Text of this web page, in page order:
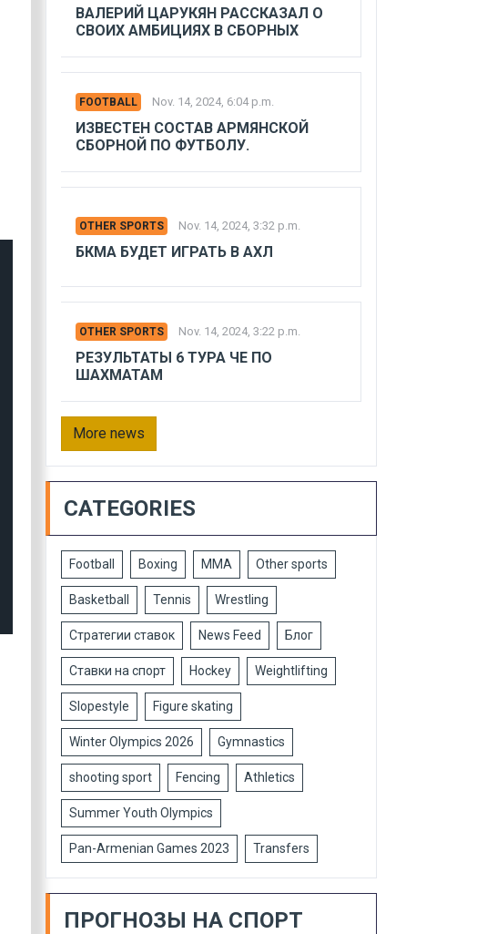
ВАЛЕРИЙ ЦАРУКЯН РАССКАЗАЛ О
СВОИХ АМБИЦИЯХ В СБОРНЫХ
FOOTBALL Nov. 14, 2024, 6:04 p.m.
ИЗВЕСТЕН СОСТАВ АРМЯНСКОЙ
СБОРНОЙ ПО ФУТБОЛУ.
OTHER SPORTS Nov. 14, 2024, 3:32 p.m.
БКМА БУДЕТ ИГРАТЬ В АХЛ
OTHER SPORTS Nov. 14, 2024, 3:22 p.m.
РЕЗУЛЬТАТЫ 6 ТУРА ЧЕ ПО
ШАХМАТАМ
More news
CATEGORIES
Football Boxing MMA Other sports
Basketball Tennis Wrestling
Стратегии ставок News Feed Блог
Ставки на спорт Hockey Weightlifting
Slopestyle Figure skating
Winter Olympics 2026 Gymnastics
shooting sport Fencing Athletics
Summer Youth Olympics
Pan-Armenian Games 2023 Transfers
ПРОГНОЗЫ НА СПОРТ